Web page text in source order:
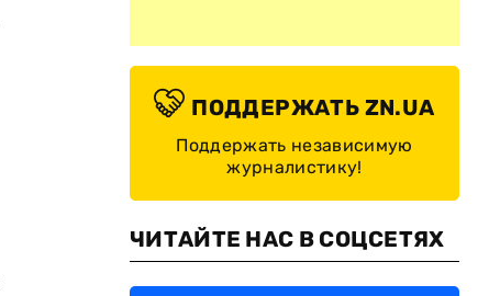
ПОДДЕРЖАТЬ ZN.UA
Поддержать независимую
журналистику!
ЧИТАЙТЕ НАС В СОЦСЕТЯХ